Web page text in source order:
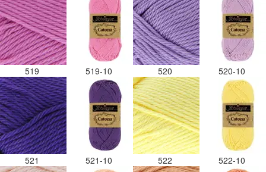
519 519-10 520 520-10
521 521-10 522 522-10